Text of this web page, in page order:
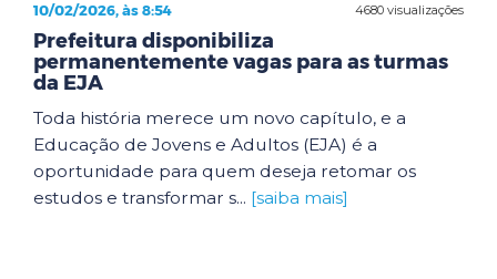
4680 visualizações
10/02/2026, às 8:54
Prefeitura disponibiliza
permanentemente vagas para as turmas
da EJA
Toda história merece um novo capítulo, e a
Educação de Jovens e Adultos (EJA) é a
oportunidade para quem deseja retomar os
estudos e transformar s... [saiba mais]